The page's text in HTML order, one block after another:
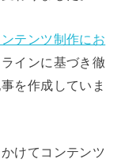
ンテンツ制作にお
インに基づき徹
を作成していま
けてコンテンツ